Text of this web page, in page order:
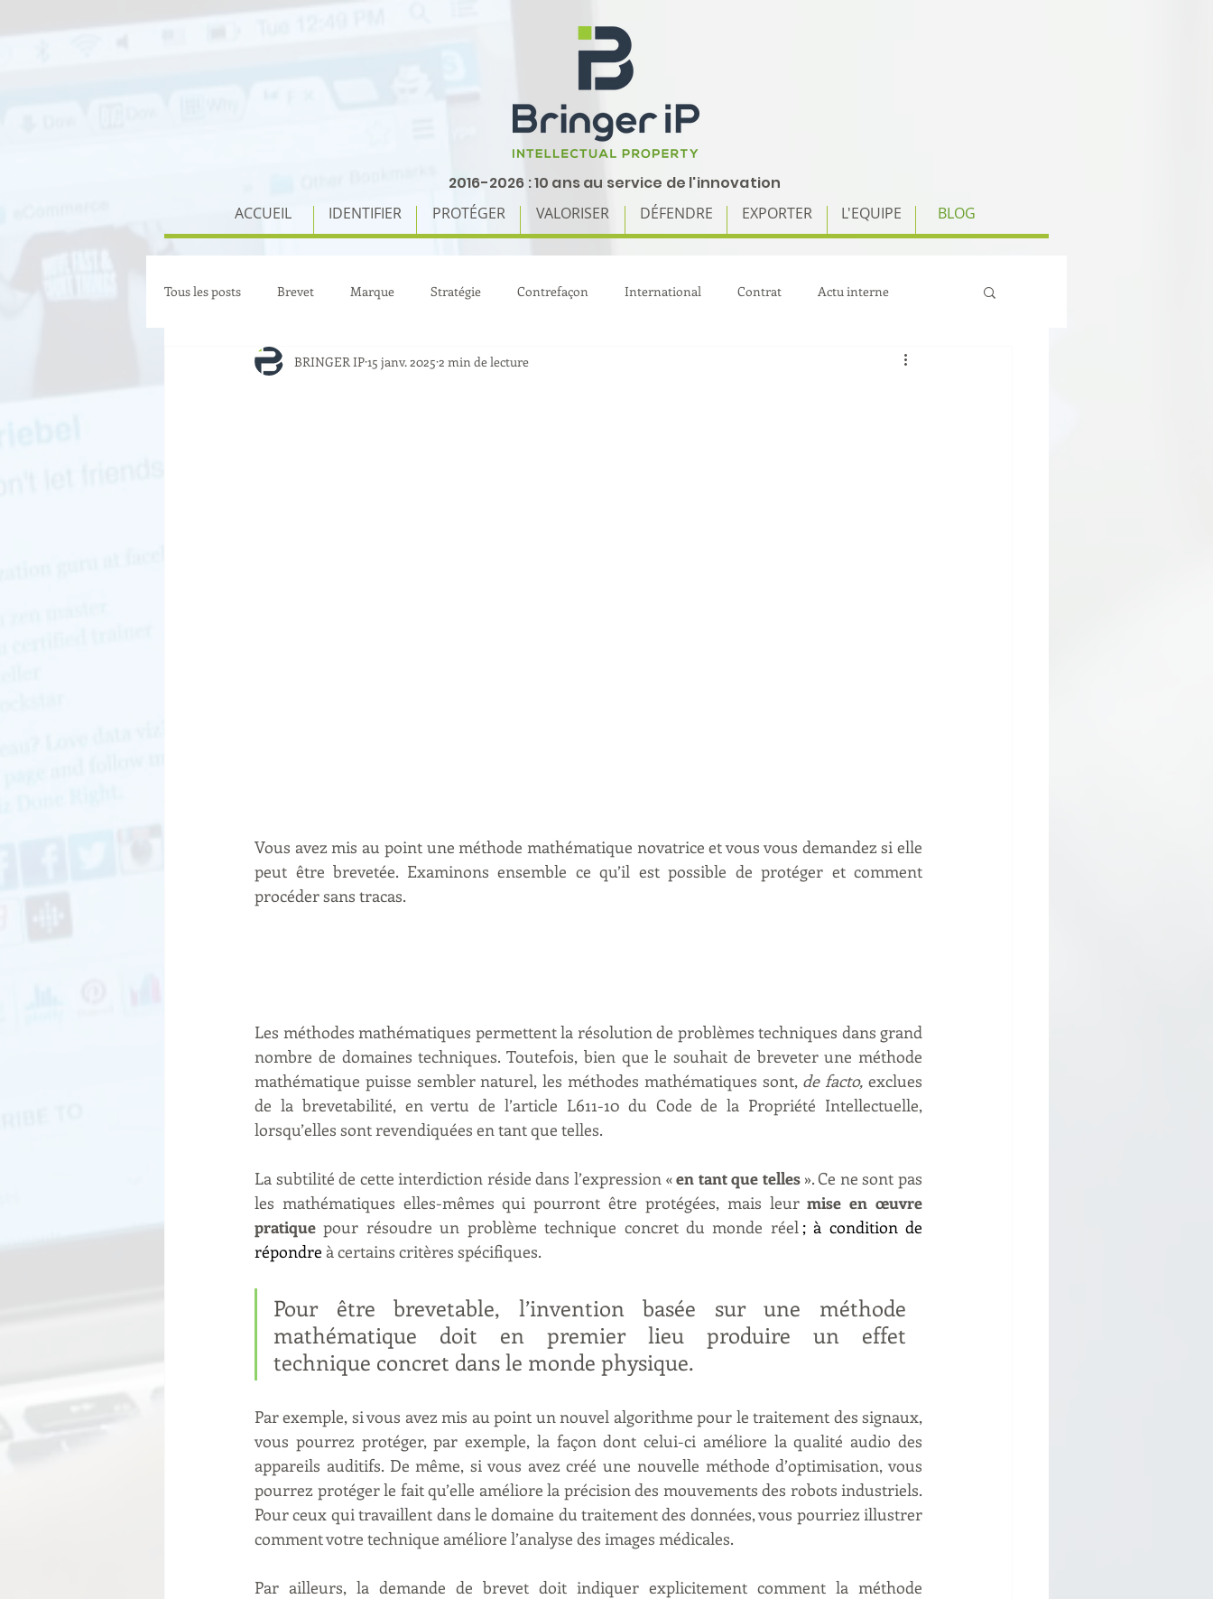
2016-2026 : 10 ans au service de l'innovation
ACCUEIL IDENTIFIER PROTÉGER VALORISER DÉFENDRE EXPORTER L'EQUIPE BLOG
Tous les posts Brevet Marque Stratégie Contrefaçon International Contrat Actu interne
BRINGER IP15 janv. 2025 2 min de lecture
Vous avez mis au point une méthode mathématique novatrice et vous vous demandez si elle
peut être brevetée. Examinons ensemble ce qu’il est possible de protéger et comment
procéder sans tracas.
Les méthodes mathématiques permettent la résolution de problèmes techniques dans grand
nombre de domaines techniques. Toutefois, bien que le souhait de breveter une méthode
mathématique puisse sembler naturel, les méthodes mathématiques sont, de facto, exclues
de la brevetabilité, en vertu de l’article L611-10 du Code de la Propriété Intellectuelle,
lorsqu’elles sont revendiquées en tant que telles.
La subtilité de cette interdiction réside dans l’expression « en tant que telles ». Ce ne sont pas
les mathématiques elles-mêmes qui pourront être protégées, mais leur mise en œuvre
pratique pour résoudre un problème technique concret du monde réel ; à condition de
répondre à certains critères spécifiques.
Pour être brevetable, l’invention basée sur une méthode
mathématique doit en premier lieu produire un effet
technique concret dans le monde physique.
Par exemple, si vous avez mis au point un nouvel algorithme pour le traitement des signaux,
vous pourrez protéger, par exemple, la façon dont celui-ci améliore la qualité audio des
appareils auditifs. De même, si vous avez créé une nouvelle méthode d’optimisation, vous
pourrez protéger le fait qu’elle améliore la précision des mouvements des robots industriels.
Pour ceux qui travaillent dans le domaine du traitement des données, vous pourriez illustrer
comment votre technique améliore l’analyse des images médicales.
Par ailleurs, la demande de brevet doit indiquer explicitement comment la méthode